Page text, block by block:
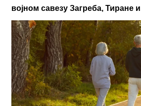
војном савезу Загреба, Тиране